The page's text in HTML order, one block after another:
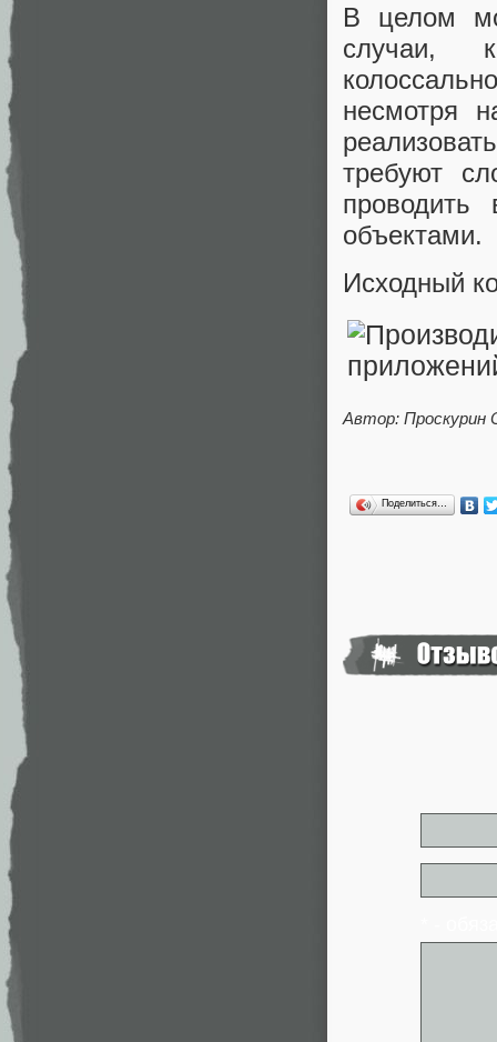
В целом
случаи,
несмотря
требуют
объектами.
Исходный
Автор: Проскурин
Поделиться…